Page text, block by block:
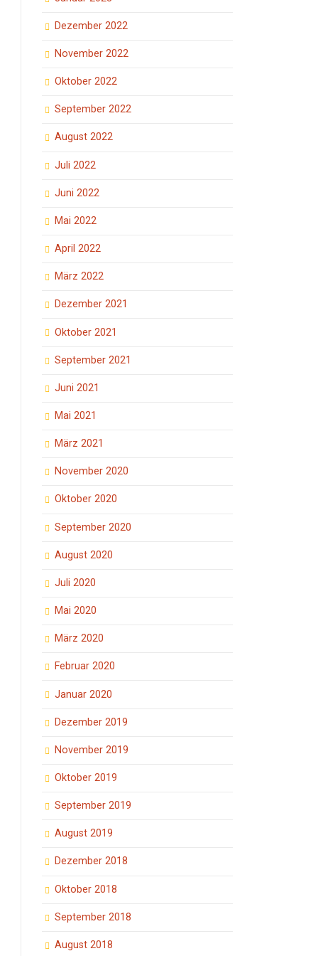
Dezember 2022
November 2022
Oktober 2022
September 2022
August 2022
Juli 2022
Juni 2022
Mai 2022
April 2022
März 2022
Dezember 2021
Oktober 2021
September 2021
Juni 2021
Mai 2021
März 2021
November 2020
Oktober 2020
September 2020
August 2020
Juli 2020
Mai 2020
März 2020
Februar 2020
Januar 2020
Dezember 2019
November 2019
Oktober 2019
September 2019
August 2019
Dezember 2018
Oktober 2018
September 2018
August 2018